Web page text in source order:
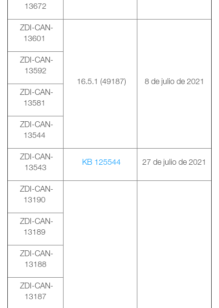
13672
ZDI-CAN-
13601
16.5.1 (49187) 8 de julio de 2021
ZDI-CAN-
13592
ZDI-CAN-
13581
ZDI-CAN-
13544
ZDI-CAN-
13543
KB 125544 27 de julio de 2021
ZDI-CAN-
13190
ZDI-CAN-
13189
ZDI-CAN-
13188
ZDI-CAN-
13187